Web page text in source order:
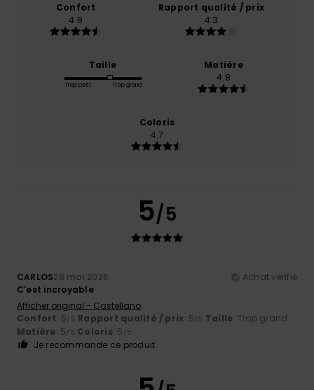
Confort
4.9
Rapport qualité / prix
4.3
Taille
Trop petit Trop grand
Matière
4.8
Coloris
4.7
5/5
CARLOS28 mai 2026
Achat vérifié
C'est incroyable
Afficher original - Castellano
Confort: 5/5 Rapport qualité / prix: 5/5 Taille: Trop grand
Matière: 5/5 Coloris: 5 /5
Je recommande ce produit